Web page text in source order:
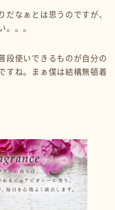
だなぁとは思うのですが、
。。。
段使いできるものが自分の
すね。まぁ僕は結構無頓着